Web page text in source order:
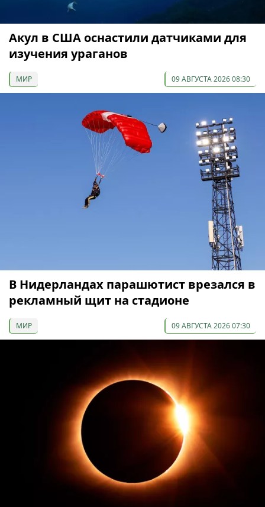
Акул в США оснастили датчиками для
изучения ураганов
МИР 09 АВГУСТА 2026 08:30
В Нидерландах парашютист врезался в
рекламный щит на стадионе
МИР 09 АВГУСТА 2026 07:30